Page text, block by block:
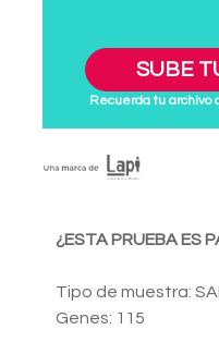
SUBE
Recuerda tu archivo
¿ESTA PRUEBA ES
Tipo de muestra:
Genes: 115